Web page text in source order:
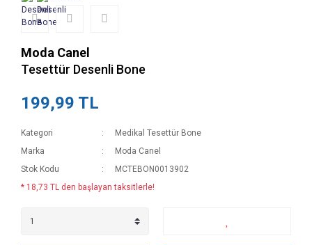
Moda Canel
Tesettür Desenli Bone
199,99 TL
Kategori
Medikal Tesettür Bone
Marka
Moda Canel
Stok Kodu
MCTEBON0013902
* 18,73 TL den başlayan taksitlerle!